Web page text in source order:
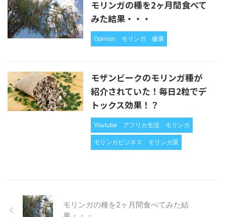
モリンガの種を2ヶ月間食べて
みた結果・・・
Opinion モリンガ 健康
モザンビークのモリンガ種が
紹介されていた！毎日2粒でデ
トックス効果！？
Youtube アフリカ生活 モリンガ
モリンガビジネス モリンガ茶
モリンガの種を2ヶ月間食べてみた結